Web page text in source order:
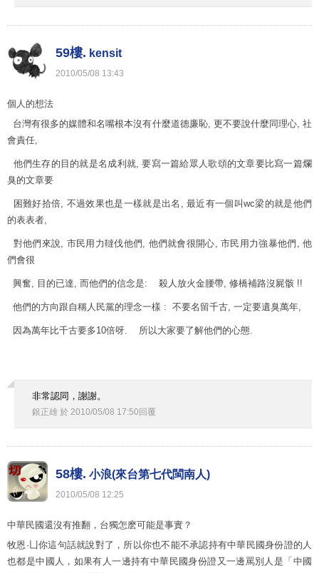
59樓. kensit
2010/05/08 13:43
個人的想法
台灣有很多的媒體和名嘴根本沒有什麼道德廉恥, 更不要說什麼同理心, 社
會責任,
他們生存的目的就是名成利就, 要寫一篇給眾人歌頌的文章要比寫一篇爛
臭的文章要
困難好拾倍, 不過效果也是一樣就是出名, 最近有一個叫wc梁的就是他們
的表表者,
對他們來說, 市民用力韃伐他們, 他們就會很開心, 市民用力強暴他們, 他
們會很
興奮, 目的已達, 而他們的信念是: 殺人放火金腰帶, 修橋補路沒屍骸 !!
他們的方向跟自稱人民黨的理念一樣 : 不要名留千古, 一定要遺臭萬年,
因為萬年比千古要多10倍呀. 所以大家要了解他們的心態.
非常認同，謝謝。
銀正雄 於 2010/05/08 17:50 回覆
58樓. 小浪(來台第七代閩南人)
2010/05/08 12:25
中華民國還沒有推翻，台獨怎麽可能是事實？
牧恩·凵你這句話就說對了，所以你也不能不承認持有中華民國身份證的人
也都是中國人，如果有人一邊持有中華民國身份證又一邊罵別人是「中國